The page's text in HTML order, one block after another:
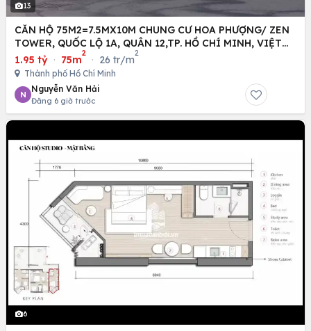
13
CĂN HỘ 75M2=7.5MX10M CHUNG CƯ HOA PHƯỢNG/ ZEN
TOWER, QUỐC LỘ 1A, QUÂN 12,TP. HỒ CHÍ MINH, VIỆT
NAM
1.95 tỷ · 75m
2
· 26 tr/m
2
Thành phố Hồ Chí Minh
N
Nguyễn Văn Hải
Đăng 6 giờ trước
6